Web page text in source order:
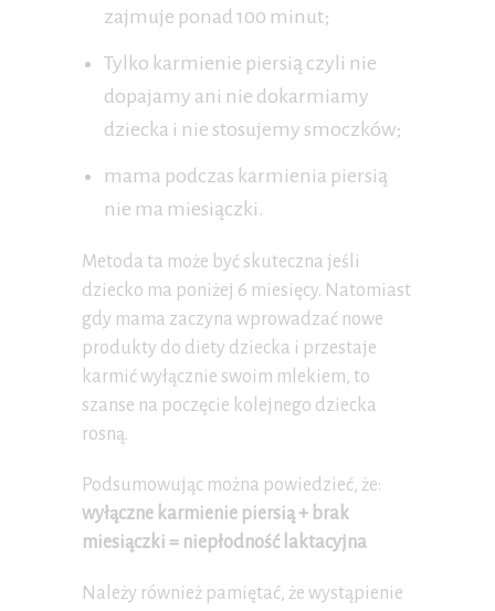
zajmuje ponad 100 minut;
Tylko karmienie piersią czyli nie
dopajamy ani nie dokarmiamy
dziecka i nie stosujemy smoczków;
mama podczas karmienia piersią
nie ma miesiączki.
Metoda ta może być skuteczna jeśli
dziecko ma poniżej 6 miesięcy. Natomiast
gdy mama zaczyna wprowadzać nowe
produkty do diety dziecka i przestaje
karmić wyłącznie swoim mlekiem, to
szanse na poczęcie kolejnego dziecka
rosną.
Podsumowując można powiedzieć, że:
wyłączne karmienie piersią + brak
miesiączki = niepłodność laktacyjna
Należy również pamiętać, że wystąpienie